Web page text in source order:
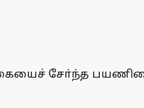
சோ்ந்த